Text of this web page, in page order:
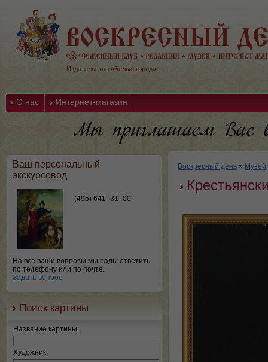
Издательство «Белый город»
О нас Интернет-магазин
Ваш персональный
экскурсовод
(495) 641–31–00
На все ваши вопросы мы рады ответить
по телефону или по почте.
Задать вопрос
Поиск картины
Название картины:
Художник:
Воскресный день » Музей